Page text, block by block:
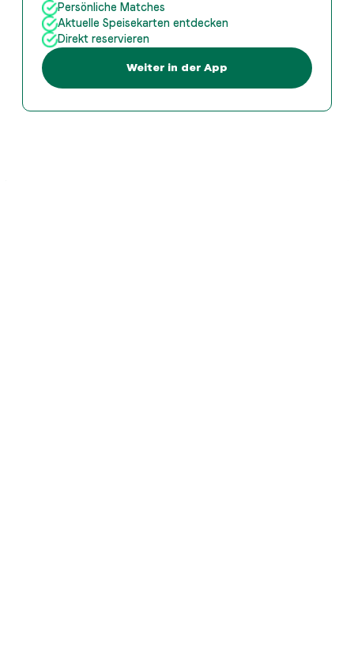
Persönliche Matches
Aktuelle Speisekarten entdecken
Direkt reservieren
Weiter in der App